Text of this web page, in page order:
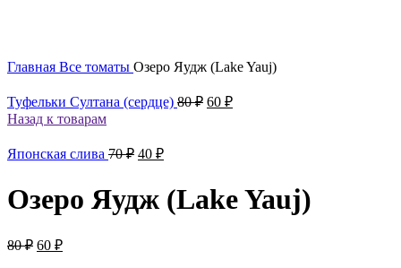
Главная Все томаты Озеро Яудж (Lake Yauj)
Туфельки Султана (сердце) 80₽ Первоначальная
60 ₽Текущая
Назад к товарам
Японская слива 70₽ Первоначальная
70 ₽.
40 ₽Текущая
40 ₽.
Озеро Яудж (Lake Yauj)
80₽ Первоначальная
60 ₽Текущая